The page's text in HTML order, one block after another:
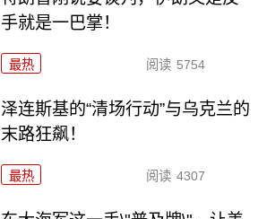
手就是一巴掌！
最热 阅读 5754
泽连斯基的“清场行动”与乌克兰的
末路狂飙！
最热 阅读 4307